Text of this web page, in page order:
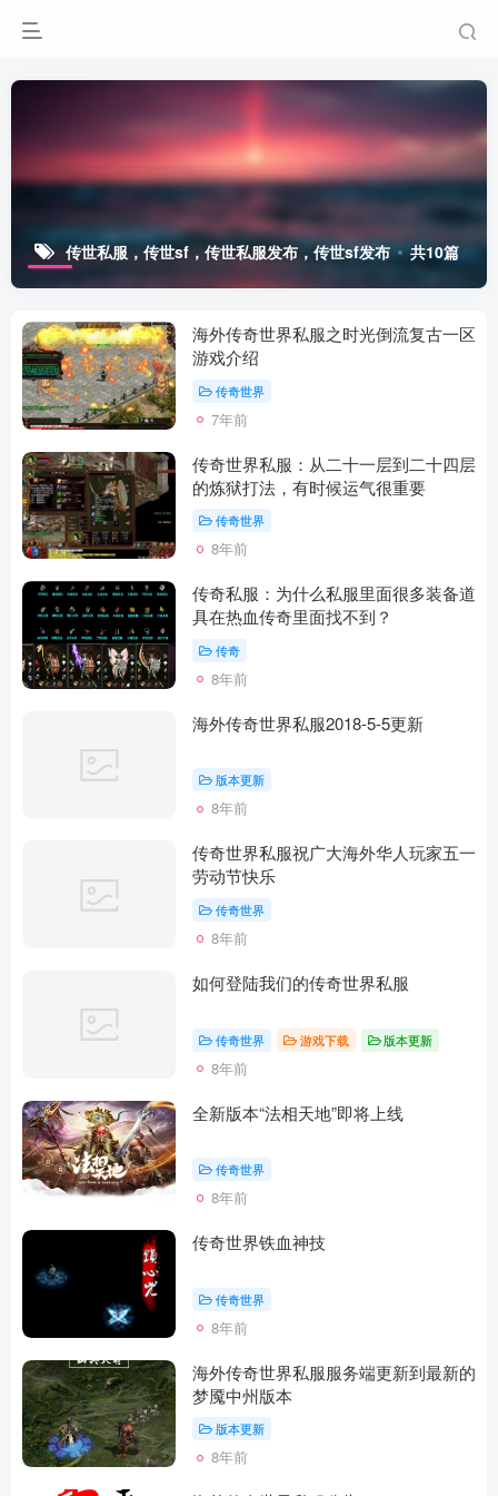
传世私服，传世sf，传世私服发布，传世sf发布 共10篇
海外传奇世界私服之时光倒流复古一区
游戏介绍
传奇世界
7年前
传奇世界私服：从二十一层到二十四层
的炼狱打法，有时候运气很重要
传奇世界
8年前
传奇私服：为什么私服里面很多装备道
具在热血传奇里面找不到？
传奇
8年前
海外传奇世界私服2018-5-5更新
版本更新
8年前
传奇世界私服祝广大海外华人玩家五一
劳动节快乐
传奇世界
8年前
如何登陆我们的传奇世界私服
传奇世界 游戏下载 版本更新
8年前
全新版本“法相天地”即将上线
传奇世界
8年前
传奇世界铁血神技
传奇世界
8年前
海外传奇世界私服服务端更新到最新的
梦魇中州版本
版本更新
8年前